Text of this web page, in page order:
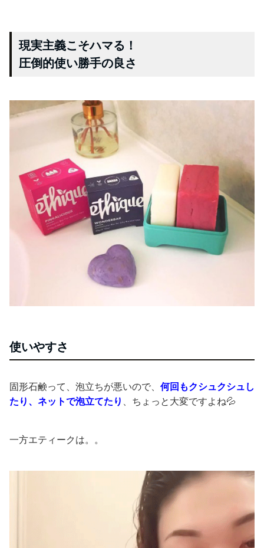
現実主義こそハマる！
圧倒的使い勝手の良さ
使いやすさ
固形石鹸って、泡立ちが悪いので、 何回もクシュクシュし
たり、ネットで泡立てたり
、ちょっと大変ですよね💦
一方エティークは。。